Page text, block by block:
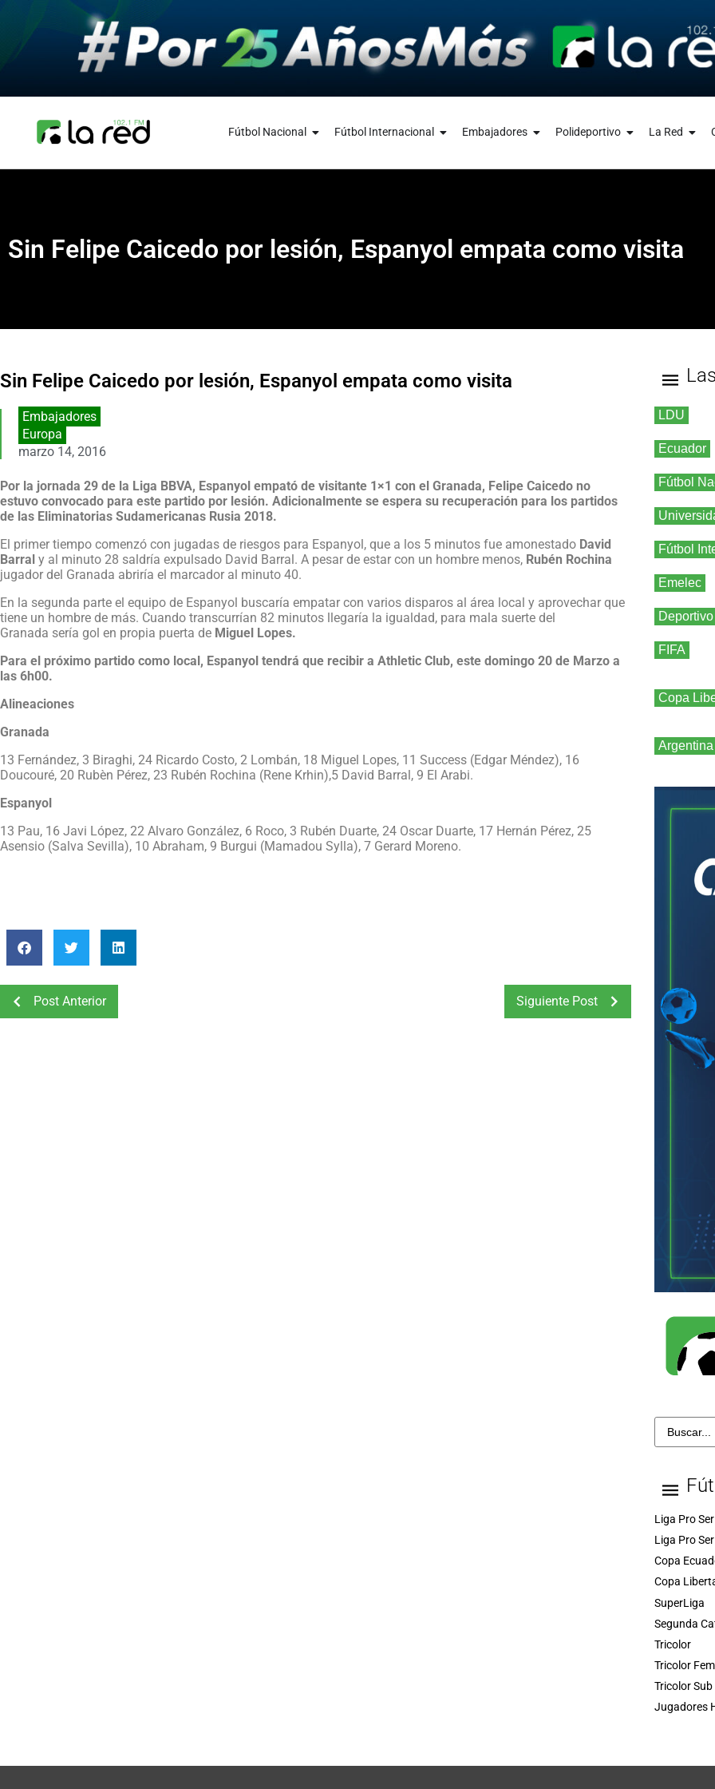
Fútbol Nacional Fútbol Internacional Embajadores Polideportivo La Red
Sin Felipe Caicedo por lesión, Espanyol empata como visita
Sin Felipe Caicedo por lesión, Espanyol empata como visita
Embajadores
Europa
marzo 14, 2016
Por la jornada 29 de la Liga BBVA, Espanyol empató de visitante 1×1 con el Granada, Felipe Caicedo no
estuvo convocado para este partido por lesión. Adicionalmente se espera su recuperación para los partidos
de las Eliminatorias Sudamericanas Rusia 2018.
El primer tiempo comenzó con jugadas de riesgos para Espanyol, que a los 5 minutos fue amonestado David
Barral y al minuto 28 saldría expulsado David Barral. A pesar de estar con un hombre menos, Rubén Rochina
jugador del Granada abriría el marcador al minuto 40.
En la segunda parte el equipo de Espanyol buscaría empatar con varios disparos al área local y aprovechar que
tiene un hombre de más. Cuando transcurrían 82 minutos llegaría la igualdad, para mala suerte del
Granada sería gol en propia puerta de Miguel Lopes.
Para el próximo partido como local, Espanyol tendrá que recibir a Athletic Club, este domingo 20 de Marzo a
las 6h00.
Alineaciones
Granada
13 Fernández, 3 Biraghi, 24 Ricardo Costo, 2 Lombán, 18 Miguel Lopes, 11 Success (Edgar Méndez), 16
Doucouré, 20 Rubèn Pérez, 23 Rubén Rochina (Rene Krhin),5 David Barral, 9 El Arabi.
Espanyol
13 Pau, 16 Javi López, 22 Alvaro González, 6 Roco, 3 Rubén Duarte, 24 Oscar Duarte, 17 Hernán Pérez, 25
Asensio (Salva Sevilla), 10 Abraham, 9 Burgui (Mamadou Sylla), 7 Gerard Moreno.
Post Anterior Siguiente Post
LDU
Ecuador
Fútbol
Fútbol
Emelec
FIFA
Copa
Argentina
Liga Pro
Liga Pro
Copa
Copa
SuperLiga
Segunda
Tricolor
Tricolor
Tricolor Sub
Jugadores